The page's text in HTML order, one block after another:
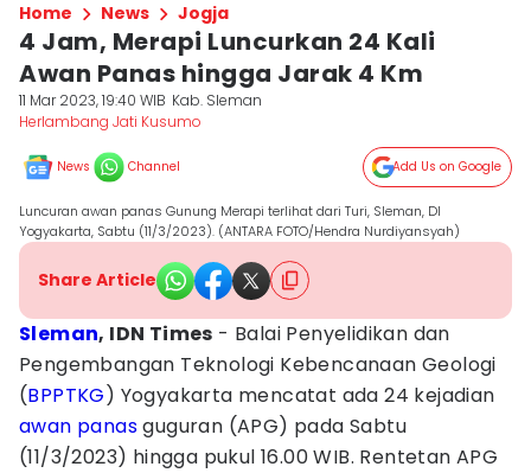
Home News Jogja
4 Jam, Merapi Luncurkan 24 Kali
Awan Panas hingga Jarak 4 Km
11 Mar 2023, 19:40 WIB Kab. Sleman
Herlambang Jati Kusumo
News Channel Add Us on Google
Luncuran awan panas Gunung Merapi terlihat dari Turi, Sleman, DI
Yogyakarta, Sabtu (11/3/2023). (ANTARA FOTO/Hendra Nurdiyansyah)
Share Article
Sleman, IDN Times - Balai Penyelidikan dan
Pengembangan Teknologi Kebencanaan Geologi
(BPPTKG) Yogyakarta mencatat ada 24 kejadian
awan panasguguran (APG) pada Sabtu
(11/3/2023) hingga pukul 16.00 WIB. Rentetan APG